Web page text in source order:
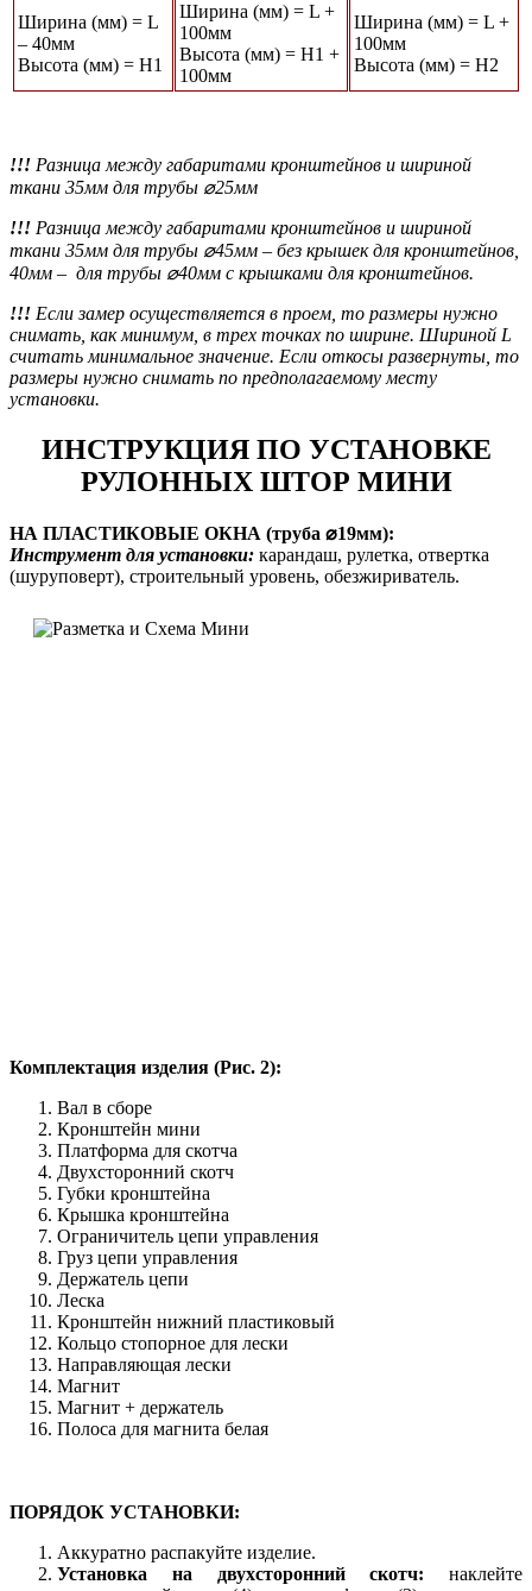
Ширина (мм) = L
– 40мм
Высота (мм) = Н1
Ширина (мм) = L +
100мм
Высота (мм) = Н1 +
100мм
Ширина (мм) = L +
100мм
Высота (мм) = Н2
!!! Разница между габаритами кронштейнов и шириной
ткани 35мм для трубы ⌀25мм
!!! Разница между габаритами кронштейнов и шириной
ткани 35мм для трубы ⌀45мм – без крышек для кронштейнов,
40мм – для трубы ⌀40мм с крышками для кронштейнов.
!!! Если замер осуществляется в проем, то размеры нужно
снимать, как минимум, в трех точках по ширине. Шириной L
считать минимальное значение. Если откосы развернуты, то
размеры нужно снимать по предполагаемому месту
установки.
ИНСТРУКЦИЯ ПО УСТАНОВКЕ
РУЛОННЫХ ШТОР МИНИ
НА ПЛАСТИКОВЫЕ ОКНА (труба ⌀19мм):
Инструмент для установки: карандаш, рулетка, отвертка
(шуруповерт), строительный уровень, обезжириватель.
Комплектация изделия (Рис. 2):
Вал в сборе
Кронштейн мини
Платформа для скотча
Двухсторонний скотч
Губки кронштейна
Крышка кронштейна
Ограничитель цепи управления
Груз цепи управления
Держатель цепи
Леска
Кронштейн нижний пластиковый
Кольцо стопорное для лески
Направляющая лески
Магнит
Магнит + держатель
Полоса для магнита белая
ПОРЯДОК УСТАНОВКИ:
Аккуратно распакуйте изделие.
Установка на двухсторонний скотч: наклейте